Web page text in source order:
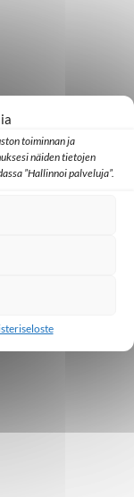
toiminnan ja
näiden tietojen
”Hallinnoi palveluja”.